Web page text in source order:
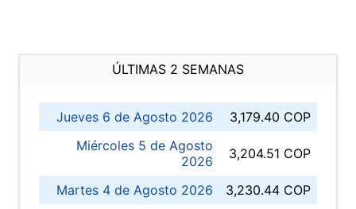
ÚLTIMAS 2 SEMANAS
Jueves 6 de Agosto 2026
3,179.40 COP
Miércoles 5 de Agosto
2026
3,204.51 COP
Martes 4 de Agosto 2026
3,230.44 COP